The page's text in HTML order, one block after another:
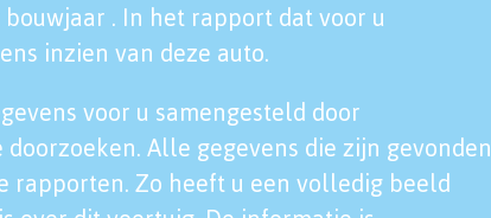
. In het rapport dat voor u
inzien van deze auto.
voor u samengesteld door
Alle gegevens die zijn gevonden
rapporten. Zo heeft u een volledig beeld